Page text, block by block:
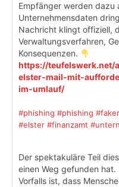
Empfänger werden dazu
Unternehmensdaten
Nachricht klingt offiziell,
Verwaltungsverfahren,
Konsequenzen.
https://teufelswerk.net/
elster-mail-mit-
im-umlauf/
#phishing #phishing
#elster #finanzamt
Der spektakuläre Teil
einen Weg gefunden
Vorfalls ist, dass